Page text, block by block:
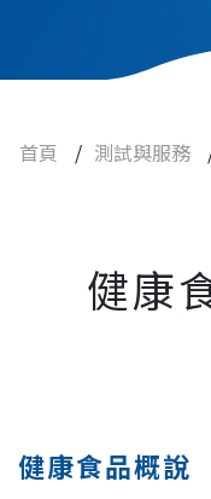
健康食品查
非傳統性食
實驗動物與設備
首頁 / 測試與服務
健康
健康食品概說